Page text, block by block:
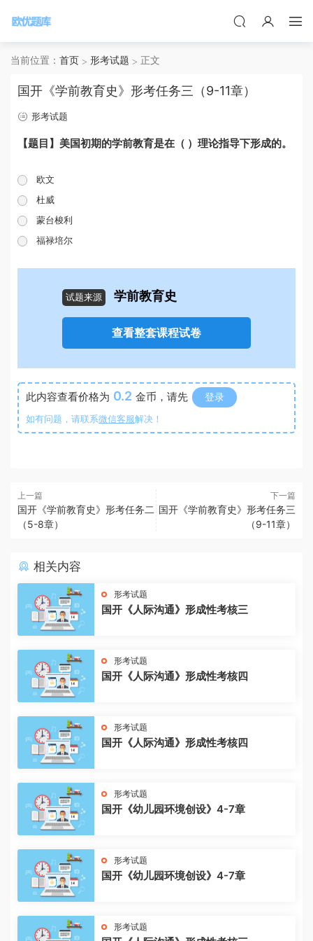
当前位置： 首页 形考试题 正文
国开《学前教育史》形考任务三（9-11章）
形考试题
【题目】美国初期的学前教育是在（ ）理论指导下形成的。
欧文
杜威
蒙台梭利
福禄培尔
试题来源 学前教育史
查看整套课程试卷
此内容查看价格为 0.2 金币，请先 登录
如有问题，请联系微信客服解决！
上一篇
国开《学前教育史》形考任务二
（5-8章）
下一篇
国开《学前教育史》形考任务三
（9-11章）
相关内容
形考试题
国开《人际沟通》形成性考核三
形考试题
国开《人际沟通》形成性考核四
形考试题
国开《人际沟通》形成性考核四
形考试题
国开《幼儿园环境创设》4-7章
形考试题
国开《幼儿园环境创设》4-7章
形考试题